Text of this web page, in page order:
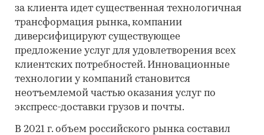
за клиента идет существенная технологичная
трансформация рынка, компании
диверсифицируют существующее
предложение услуг для удовлетворения всех
клиентских потребностей. Инновационные
технологии у компаний становится
неотъемлемой частью оказания услуг по
экспресс-доставки грузов и почты.
В 2021 г. объем российского рынка составил